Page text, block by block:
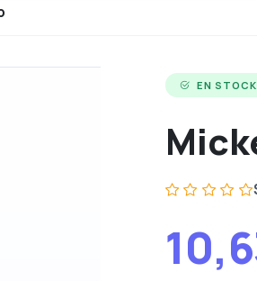
EN STOCK